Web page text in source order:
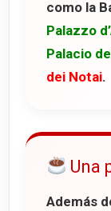
como la
Palazzo
Palacio
dei Notai.
Una
Además